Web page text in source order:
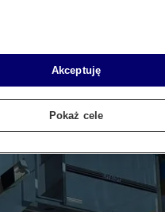
Akceptuję
Pokaż cele